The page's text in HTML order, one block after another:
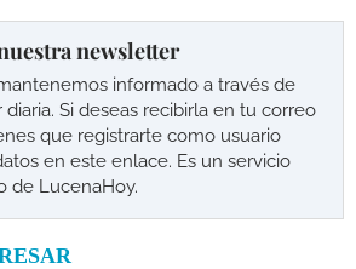
newsletter
informado a través de
Si deseas recibirla en tu correo
que registrarte como usuario
en este enlace. Es un servicio
de LucenaHoy.